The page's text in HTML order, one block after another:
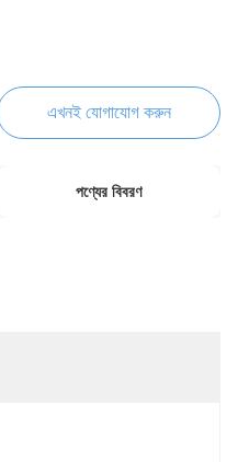
এখনই যোগাযোগ করুন
পণ্যের বিবরণ